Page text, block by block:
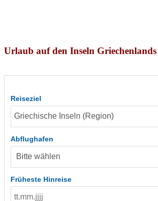
Urlaub auf den Inseln Griechenlands
Reiseziel
Abflughafen
Früheste Hinreise